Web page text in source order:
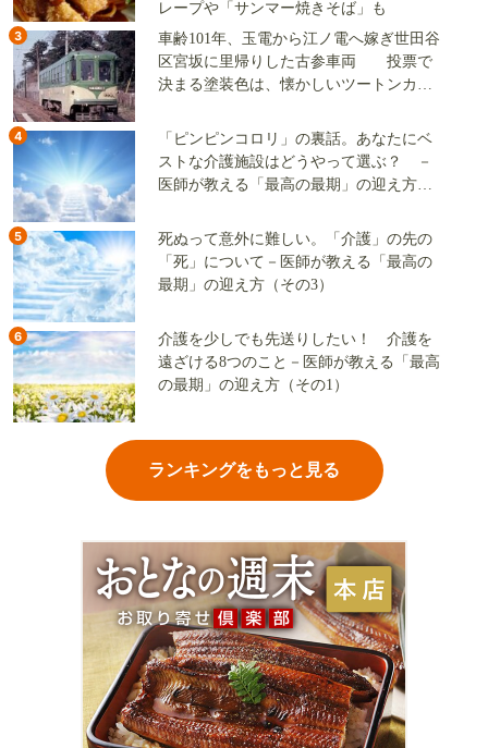
レープや「サンマー焼きそば」も
3
車齢101年、玉電から江ノ電へ嫁ぎ世田谷
区宮坂に里帰りした古参車両 投票で
決まる塗装色は、懐かしいツートンカラ
4
「ピンピンコロリ」の裏話。あなたにベ
ストな介護施設はどうやって選ぶ？ －
医師が教える「最高の最期」の迎え方
5
死ぬって意外に難しい。「介護」の先の
「死」について－医師が教える「最高の
最期」の迎え方（その3）
6
介護を少しでも先送りしたい！ 介護を
遠ざける8つのこと－医師が教える「最高
の最期」の迎え方（その1）
ランキングをもっと見る